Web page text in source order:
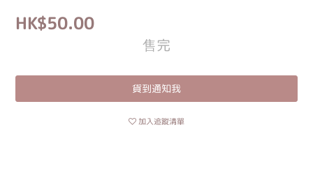
HK$50.00
售完
貨到通知我
加入追蹤清單